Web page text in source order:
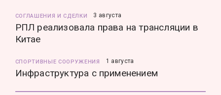
СОГЛАШЕНИЯ И СДЕЛКИ 3 августа
РПЛ реализовала права на трансляции в
Китае
СПОРТИВНЫЕ СООРУЖЕНИЯ 1 августа
Инфраструктура с применением